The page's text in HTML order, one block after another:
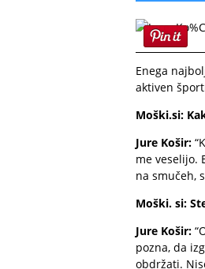
Enega
aktiven
Moški.si:
Jure Košir:
me veselijo.
na smučeh,
Moški. si:
Jure Košir:
pozna, da
obdržati.